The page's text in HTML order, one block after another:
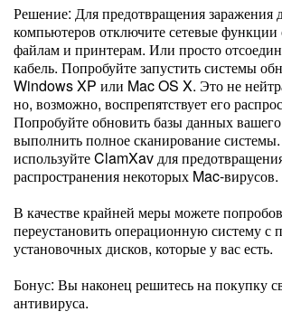
Решение: Для предотвращения заражения
компьютеров отключите сетевые функции
файлам и принтерам. Или просто
кабель. Попробуйте запустить системы
Windows XP или Mac OS X. Это не
но, возможно, воспрепятствует его
Попробуйте обновить базы данных
выполнить полное сканирование
используйте ClamXav для
распространения некоторых Mac-вирусов.
В качестве крайней меры можете
переустановить операционную систему
установочных дисков, которые у вас есть.
Бонус: Вы наконец решитесь на покупку
антивируса.